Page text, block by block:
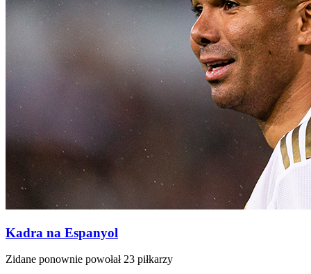
Kadra na Espanyol
Zidane ponownie powołał 23 piłkarzy